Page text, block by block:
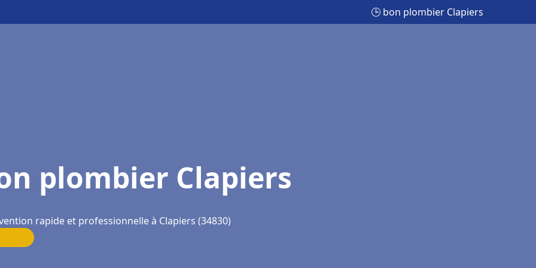
🕒 bon plombier Clapiers
plombier Clapiers
rapide et professionnelle à Clapiers (34830)